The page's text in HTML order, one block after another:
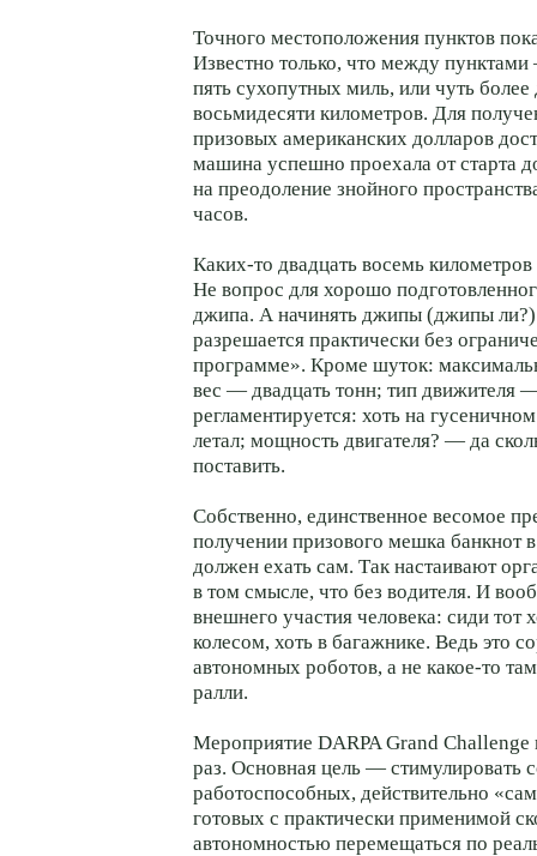
Точного местоположения пунктов
Известно только, что между
пять сухопутных миль, или чуть более
восьмидесяти километров. Для
призовых американских долларов
машина успешно проехала от старта
на преодоление знойного
часов.
Каких-то двадцать восемь
Не вопрос для хорошо
джипа. А начинять джипы (джипы
разрешается практически без
программе». Кроме шуток:
вес — двадцать тонн; тип движителя
регламентируется: хоть на
летал; мощность двигателя? — да
поставить.
Собственно, единственное весомое
получении призового мешка банкнот
должен ехать сам. Так настаивают
в том смысле, что без водителя. И
внешнего участия человека: сиди тот
колесом, хоть в багажнике. Ведь это
автономных роботов, а не какое-то
ралли.
Мероприятие DARPA Grand Challenge
раз. Основная цель — стимулировать
работоспособных, действительно
готовых с практически применимой
автономностью перемещаться по